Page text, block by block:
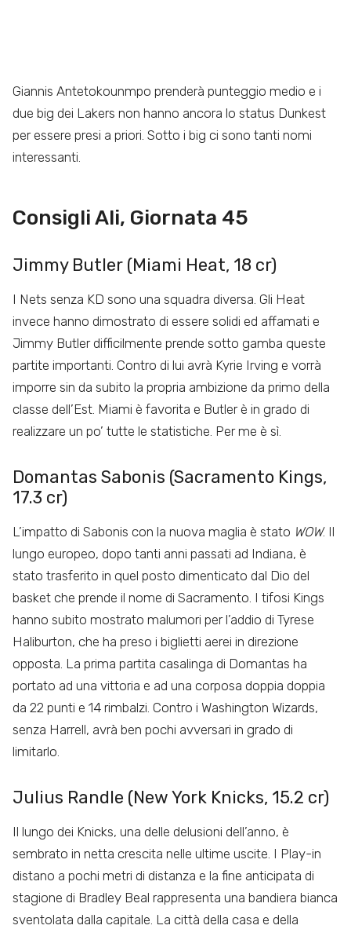
Giannis Antetokounmpo prenderà punteggio medio e i
due big dei Lakers non hanno ancora lo status Dunkest
per essere presi a priori. Sotto i big ci sono tanti nomi
interessanti.
Consigli Ali, Giornata 45
Jimmy Butler (Miami Heat, 18 cr)
I Nets senza KD sono una squadra diversa. Gli Heat
invece hanno dimostrato di essere solidi ed affamati e
Jimmy Butler difficilmente prende sotto gamba queste
partite importanti. Contro di lui avrà Kyrie Irving e vorrà
imporre sin da subito la propria ambizione da primo della
classe dell’Est. Miami è favorita e Butler è in grado di
realizzare un po’ tutte le statistiche. Per me è sì.
Domantas Sabonis (Sacramento Kings,
17.3 cr)
L’impatto di Sabonis con la nuova maglia è stato WOW. Il
lungo europeo, dopo tanti anni passati ad Indiana, è
stato trasferito in quel posto dimenticato dal Dio del
basket che prende il nome di Sacramento. I tifosi Kings
hanno subito mostrato malumori per l’addio di Tyrese
Haliburton, che ha preso i biglietti aerei in direzione
opposta. La prima partita casalinga di Domantas ha
portato ad una vittoria e ad una corposa doppia doppia
da 22 punti e 14 rimbalzi. Contro i Washington Wizards,
senza Harrell, avrà ben pochi avversari in grado di
limitarlo.
Julius Randle (New York Knicks, 15.2 cr)
Il lungo dei Knicks, una delle delusioni dell’anno, è
sembrato in netta crescita nelle ultime uscite. I Play-in
distano a pochi metri di distanza e la fine anticipata di
stagione di Bradley Beal rappresenta una bandiera bianca
sventolata dalla capitale. La città della casa e della